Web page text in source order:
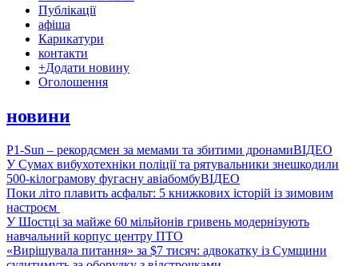
Публікації
афіша
Карикатури
контакти
+Додати новину
Оголошення
новини
P1-Sun – рекордсмен за мемами та збитими дронамиВІДЕО
У Сумах вибухотехніки поліції та рятувальники знешкодили
500-кілограмову фугасну авіабомбуВІДЕО
Поки літо плавить асфальт: 5 книжкових історій із зимовим
настроєм
У Шостці за майже 60 мільйонів гривень модернізують
навчальний корпус центру ПТО
«Вирішувала питання» за $7 тисяч: адвокатку із Сумщини